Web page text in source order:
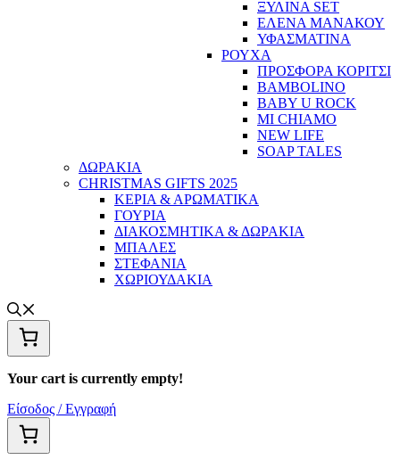
ΞΥΛΙΝΑ SET
ΕΛΕΝΑ ΜΑΝΑΚΟΥ
ΥΦΑΣΜΑΤΙΝΑ
ΡΟΥΧΑ
ΠΡΟΣΦΟΡΑ ΚΟΡΙΤΣΙ
BAMBOLINO
BABY U ROCK
MI CHIAMO
NEW LIFE
SOAP TALES
ΔΩΡΑΚΙΑ
CHRISTMAS GIFTS 2025
ΚΕΡΙΑ & ΑΡΩΜΑΤΙΚΑ
ΓΟΥΡΙΑ
ΔΙΑΚΟΣΜΗΤΙΚΑ & ΔΩΡΑΚΙΑ
ΜΠΑΛΕΣ
ΣΤΕΦΑΝΙΑ
ΧΩΡΙΟΥΔΑΚΙΑ
Your cart is currently empty!
Είσοδος / Εγγραφή